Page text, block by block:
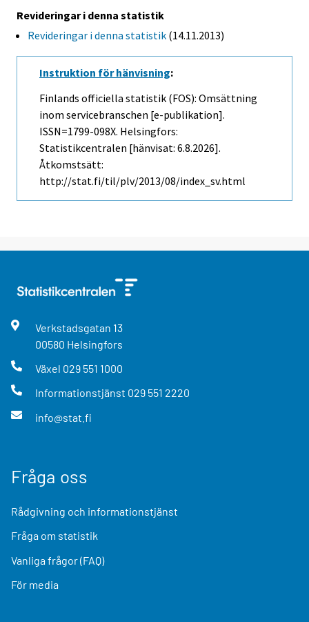
Revideringar i denna statistik
Revideringar i denna statistik (14.11.2013)
Instruktion för hänvisning:
Finlands officiella statistik (FOS): Omsättning
inom servicebranschen [e-publikation].
ISSN=1799-098X. Helsingfors:
Statistikcentralen [hänvisat: 6.8.2026].
Åtkomstsätt:
http://stat.fi/til/plv/2013/08/index_sv.html
Verkstadsgatan 13
00580 Helsingfors
Växel 029 551 1000
Informationstjänst 029 551 2220
info@stat.fi
Fråga oss
Rådgivning och informationstjänst
Fråga om statistik
Vanliga frågor (FAQ)
För media